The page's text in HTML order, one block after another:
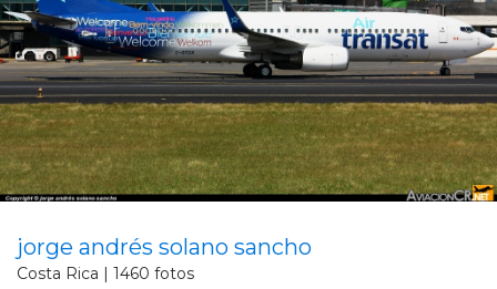
jorge andrés solano sancho
Costa Rica | 1460 fotos